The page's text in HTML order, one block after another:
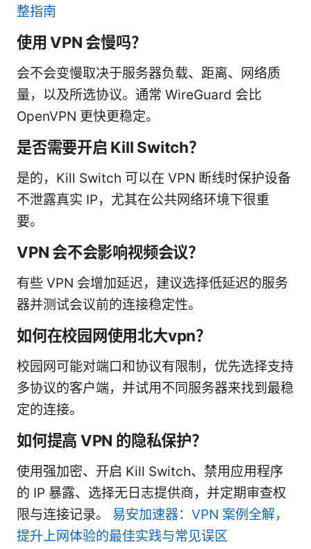
整指南
使用 VPN 会慢吗？
会不会变慢取决于服务器负载、距离、网络质
量，以及所选协议。通常 WireGuard 会比
OpenVPN 更快更稳定。
是否需要开启 Kill Switch？
是的，Kill Switch 可以在 VPN 断线时保护设备
不泄露真实 IP，尤其在公共网络环境下很重
要。
VPN 会不会影响视频会议？
有些 VPN 会增加延迟，建议选择低延迟的服务
器并测试会议前的连接稳定性。
如何在校园网使用北大vpn？
校园网可能对端口和协议有限制，优先选择支持
多协议的客户端，并试用不同服务器来找到最稳
定的连接。
如何提高 VPN 的隐私保护？
使用强加密、开启 Kill Switch、禁用应用程序
的 IP 暴露、选择无日志提供商，并定期审查权
限与连接记录。 易安加速器：VPN 案例全解，
提升上网体验的最佳实践与常见误区